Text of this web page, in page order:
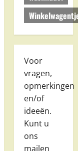
Voor
vragen,
opmerkingen
en/of
ideeën.
Kunt u
ons
mailen